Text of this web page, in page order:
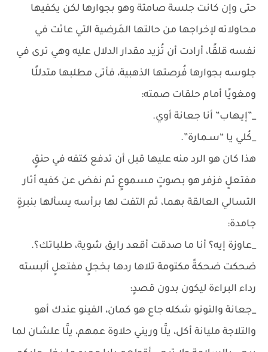
حتى وإن كانت جلسة صامتة وهو بجوارها لكن يكفيها
محاولاته لإخراجها من حالتها المَرضية التي عاثت في
نفسه قلقًا، أرادت أن تُزيد مقدار الدلال عليه وهي ترى في
جلوسه بجوارها فُرصتها الذهبية، فأتى مطلبها متدللًا
ومغويًا أمام حلقات صمته:
_”إيـهاب” أنا جعانة أوي.
_كُلي يا “سـمارة”.
هذا كان هو الرد منه عليها قبل أن تدفع كتفه في حنقٍ
مفتعلٍ فزفر هو بصوتٍ مسموعٍ ثم نفض عن كفيه أثار
التسالي العالقة بهما، ثم التفت لها برأسه يسألها بنبرةٍ
جامدة:
_عاوزة إيه؟ أنا ما صدقت أقعد رايق شوية، طلباتك؟.
ضحكت ضحكةً مكتومة تلاها ردها بخجلٍ مفتعلٍ ألبسته
رداء البراءة ليكون بدون قصدٍ:
_جعانة والنونو شكله جاع هو كمان، الفينو عندك أهو
والتلاجة مليانة أكل، يلَّا وريني حلاوة عمهم، يلَّا علشان لما